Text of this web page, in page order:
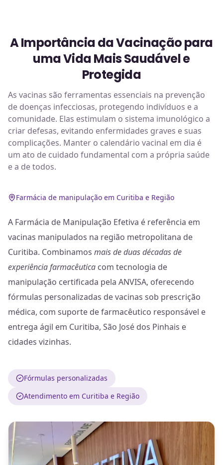
A Importância da Vacinação para
uma Vida Mais Saudável e
Protegida
As vacinas são ferramentas essenciais na prevenção
de doenças infecciosas, protegendo indivíduos e a
comunidade. Elas estimulam o sistema imunológico a
criar defesas, evitando enfermidades graves e suas
complicações. Manter o calendário vacinal em dia é
um ato de cuidado fundamental com a própria saúde
e a de todos.
Farmácia de manipulação em Curitiba e Região
A Farmácia de Manipulação Efetiva é referência em
vacinas manipulados na região metropolitana de
Curitiba. Combinamos mais de duas décadas de
experiência farmacêutica com tecnologia de
manipulação certificada pela ANVISA, oferecendo
fórmulas personalizadas de vacinas sob prescrição
médica, com suporte de farmacêutico responsável e
entrega ágil em Curitiba, São José dos Pinhais e
cidades vizinhas.
Fórmulas personalizadas
Atendimento em Curitiba e Região